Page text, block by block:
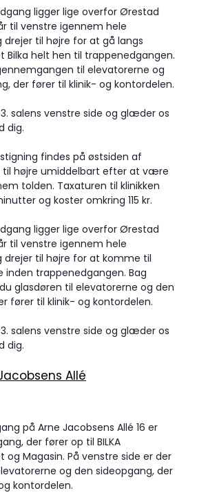
ligger lige overfor Ørestad
til venstre igennem hele
drejer til højre for at gå langs
Bilka helt hen til trappenedgangen.
til elevatorerne og
der fører til klinik- og kontordelen.
salens venstre side og glæder os
dig.
findes på østsiden af
til højre umiddelbart efter at være
tolden. Taxaturen til klinikken
og koster omkring 115 kr.
ligger lige overfor Ørestad
til venstre igennem hele
drejer til højre for at komme til
inden trappenedgangen. Bag
glasdøren til elevatorerne og den
fører til klinik- og kontordelen.
salens venstre side og glæder os
dig.
Allé
på Arne Jacobsens Allé 16 er
der fører op til BILKA
og Magasin. På venstre side er der
og den sideopgang, der
kontordelen.